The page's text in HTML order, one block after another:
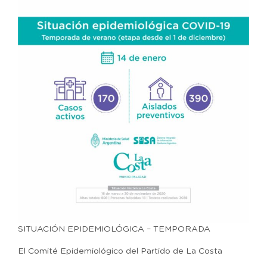
SITUACIÓN EPIDEMIOLÓGICA – TEMPORADA
El Comité Epidemiológico del Partido de La Costa